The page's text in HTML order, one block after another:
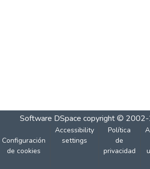
Software DSpace copyright ©
Configuración
de cookies
Accessibility
settings
Política
de
privacidad